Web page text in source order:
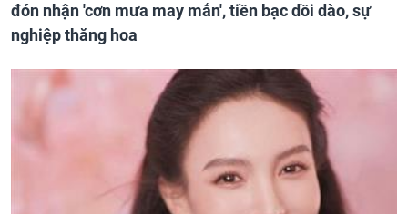
đón nhận 'cơn mưa may mắn', tiền bạc dồi dào, sự
nghiệp thăng hoa